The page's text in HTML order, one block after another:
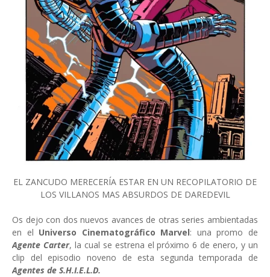
EL ZANCUDO MERECERÍA ESTAR EN UN RECOPILATORIO DE
LOS VILLANOS MAS ABSURDOS DE DAREDEVIL
Os dejo con dos nuevos avances de otras series ambientadas
en el Universo Cinematográfico Marvel: una promo de
Agente Carter, la cual se estrena el próximo 6 de enero, y un
clip del episodio noveno de esta segunda temporada de
Agentes de S.H.I.E.L.D.